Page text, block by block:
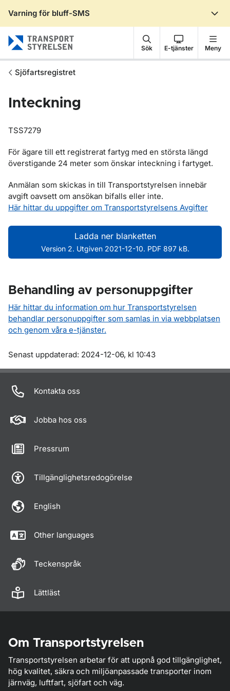
Varning för bluff-SMS
Sök E-tjänster Meny
Sjöfartsregistret
Inteckning
TSS7279
För ägare till ett registrerat fartyg med en största längd
överstigande 24 meter som önskar inteckning i fartyget.
Anmälan som skickas in till Transportstyrelsen innebär
avgift oavsett om ansökan bifalls eller inte.
Här hittar du uppgifter om Transportstyrelsens Avgifter
Ladda ner blanketten
Version 2. Utgiven 2021-12-10. PDF 897 kB.
Behandling av personuppgifter
Här hittar du information om hur Transportstyrelsen
behandlar personuppgifter som samlas in via webbplatsen
och genom våra e-tjänster.
Om sidan
Senast uppdaterad: 2024-12-06, kl 10:43
Kontakta oss
Jobba hos oss
Pressrum
Tillgänglighetsredogörelse
English
Other languages
Teckenspråk
Lättläst
Om Transportstyrelsen
Transportstyrelsen arbetar för att uppnå god tillgänglighet,
hög kvalitet, säkra och miljöanpassade transporter inom
järnväg, luftfart, sjöfart och väg.